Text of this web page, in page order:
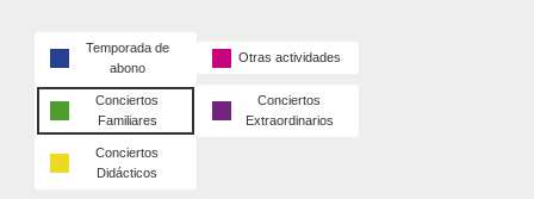
Temporada de
abono
Otras actividades
Conciertos
Familiares
Conciertos
Extraordinarios
Conciertos
Didácticos